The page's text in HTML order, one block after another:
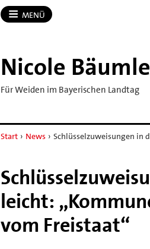
MENÜ
Nicole
Für Weiden im Bayerischen Landtag
Start › News › Schlüsselzuweisungen in
leicht:
vom Freistaat“